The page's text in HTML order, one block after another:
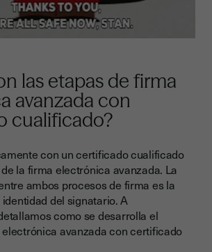
las etapas de firma
avanzada con
cualificado?
con un certificado cualificado
la firma electrónica avanzada. La
ambos procesos de firma es la
del signatario. A
como se desarrolla el
avanzada con certificado